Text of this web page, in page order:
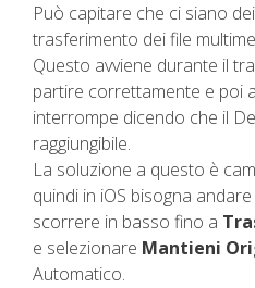
Può capitare che ci siano
trasferimento dei file
Questo avviene durante il
partire correttamente e poi
interrompe dicendo che il
raggiungibile.
La soluzione a questo è
quindi in iOS bisogna andare
scorrere in basso fino a
e selezionare Mantieni
Automatico.